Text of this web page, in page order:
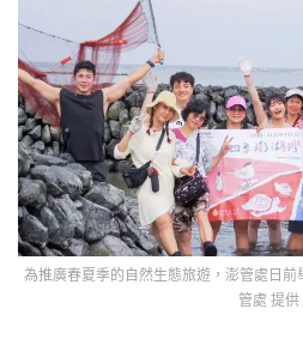
為推廣春夏季的自然生態旅遊，澎管處日
管處 提供